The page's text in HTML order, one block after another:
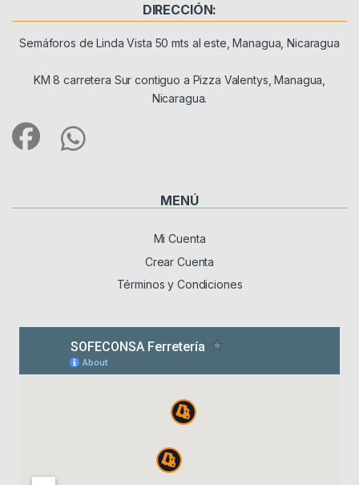
DIRECCIÓN:
Semáforos de Linda Vista 50 mts al este, Managua, Nicaragua
KM 8 carretera Sur contiguo a Pizza Valentys, Managua,
Nicaragua.
MENÚ
Mi Cuenta
Crear Cuenta
Términos y Condiciones